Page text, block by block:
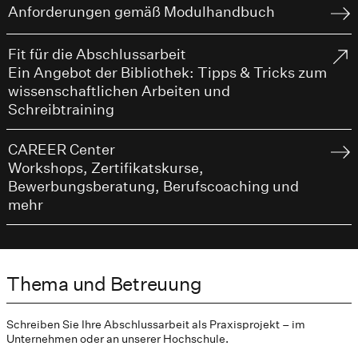
Anforderungen gemäß Modulhandbuch
Fit für die Abschlussarbeit
Ein Angebot der Bibliothek: Tipps & Tricks zum
wissenschaftlichen Arbeiten und
Schreibtraining
CAREER Center
Workshops, Zertifikatskurse,
Bewerbungsberatung, Berufscoaching und
mehr
Thema und Betreuung
Schreiben Sie Ihre Abschlussarbeit als Praxisprojekt – im
Unternehmen oder an unserer Hochschule.